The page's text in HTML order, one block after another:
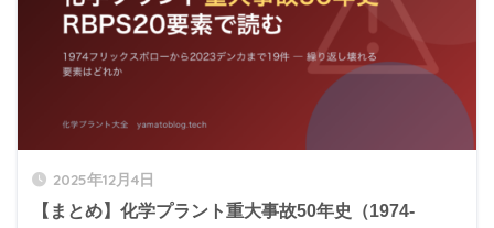
2025年12月4日
【まとめ】化学プラント重大事故50年史（1974-